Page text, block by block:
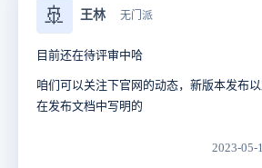
🚢 王林 无门派
目前还在待评审中哈
咱们可以关注下官网的动态，新版本发布
在发布文档中写明的
2023-05-